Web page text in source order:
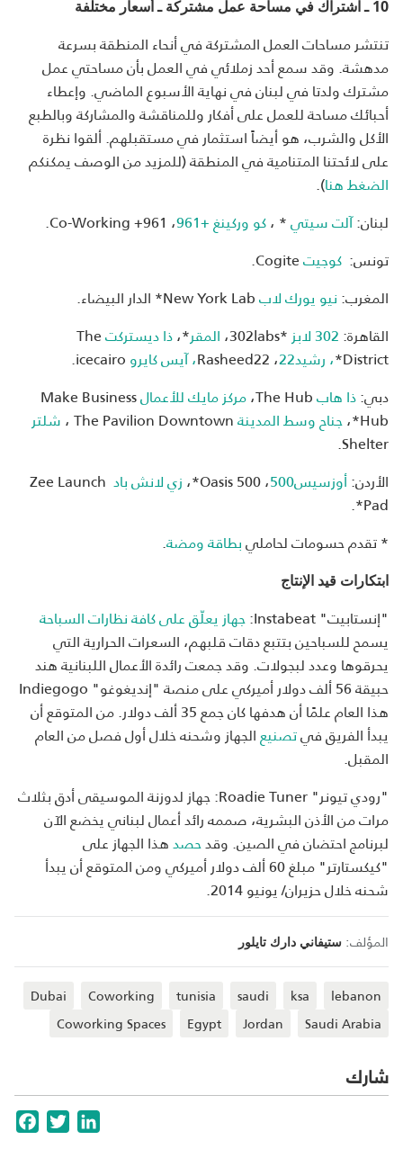
10 ـ اشتراك في مساحة عمل مشتركة ـ أسعار مختلفة
تنتشر مساحات العمل المشتركة في أنحاء المنطقة بسرعة
مدهشة. وقد سمع أحد زملائي في العمل بأن مساحتي عمل
مشترك ولدتا في لبنان في نهاية الأسبوع الماضي. وإعطاء
أحبائك مساحة للعمل على أفكار وللمناقشة والمشاركة وبالطبع
الأكل والشرب، هو أيضاً استثمار في مستقبلهم. ألقوا نظرة
على لائحتنا المتنامية في المنطقة (للمزيد من الوصف يمكنكم
الضغط هنا).
لبنان:آلت سيتي* ،كو وركينغ +961
، Co-Working +961.
تونس: كوجيت
المغرب:نيو يورك لاب
القاهرة:302 لابز *302labs، المقر*،ذا ديستركتThe
District* ، رشيد22 ، Rasheed22 ، آيس كايرو
دبي:ذا هاب مركز مايك للأعمالMake Business
Hub*،
جناح وسط المدينة
شلتر
Shelter.
الأردن:أوزسيس500 ، Oasis 500*، زي لانش باد Zee Launch
Pad*.
* تقدم حسومات لحامليبطاقة ومضة.
ابتكارات قيد الإنتاج
"إنستابيت" Instabeat:
جهاز يعلّق على كافة نظارات السباحة
يسمح للسباحين بتتبع دقات قلبهم، السعرات الحرارية التي
يحرقوها وعدد لبجولات. وقد جمعت رائدة الأعمال اللبنانية هند
حبيقة 56 ألف دولار أميركي على منصة "إنديغوغو" Indiegogo
هذا العام علمًا أن هدفها كان جمع 35 ألف دولار. من المتوقع أن
يبدأ الفريق فيتصنيعالجهاز وشحنه خلال أول فصل من العام
المقبل.
"رودي تيونر" Roadie Tuner: جهاز لدوزنة الموسيقى أدق بثلاث
مرات من الأذن البشرية، صممه رائد أعمال لبناني يخضع الآن
لبرنامج احتضان في الصين. وقدحصدهذا الجهاز على
"كيكستارتر" مبلغ 60 ألف دولار أميركي ومن المتوقع أن يبدأ
شحنه خلال حزيران/ يونيو 2014.
المؤلف: ستيفاني دارك تايلور
lebanon
ksa
saudi
tunisia
Coworking
Dubai
Saudi Arabia
Jordan
Egypt
Coworking Spaces
شارك
TwitterLinkedIn